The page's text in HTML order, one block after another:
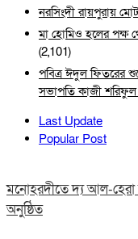
নরসিংদী রায়পুরায়
মা হোমিও হলের পক্ষ
(2,101)
পবিত্র ঈদুল ফিতরের
সভাপতি কাজী
Last Update
Popular Post
মনোহরদীতে দ্য আল-
অনুষ্ঠিত